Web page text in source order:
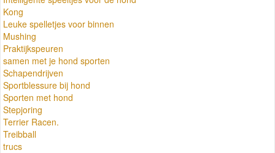
Kong
Leuke spelletjes voor binnen
Mushing
Praktijkspeuren
samen met je hond sporten
Schapendrijven
Sportblessure bij hond
Sporten met hond
Stepjoring
Terrier Racen.
Treibball
trucs